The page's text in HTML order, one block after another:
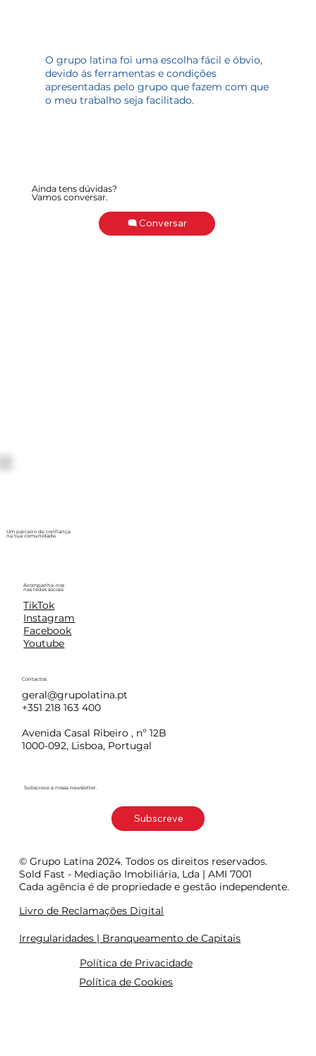
O grupo latina foi uma escolha fácil e óbvio,
devido ás ferramentas e condições
apresentadas pelo grupo que fazem com que
o meu trabalho seja facilitado.
Ainda tens dúvidas?
Vamos conversar.
Conversar
Um parceiro de confiança
na tua comunidade.
Acompanha-nos
nas redes sociais
TikTok
Instagram
Facebook
Youtube
Contactos
geral@grupolatina.pt
+351 218 163 400
Avenida Casal Ribeiro , nº 12B
1000-092, Lisboa, Portugal
Subscreve a nossa newsletter.
Subscreve
Política de Privacidade
Política de Cookies
© Grupo Latina 2024. Todos os direitos reservados.
Sold Fast - Mediação Imobiliária, Lda | AMI 7001
Cada agência é de propriedade e gestão independente.
Livro de Reclamações Digital
Irregularidades | Branqueamento de Capitais